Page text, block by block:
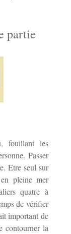
partie
fouillant les
Passer
Etre seul sur
pleine mer
quatre à
de vérifier
important de
contourner la